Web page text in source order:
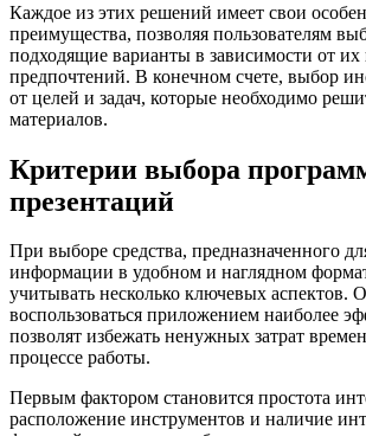
Каждое из этих решений имеет свои
преимущества, позволяя пользователям
подходящие варианты в зависимости от их
предпочтений. В конечном счете, выбор
от целей и задач, которые необходимо
материалов.
Критерии выбора
презентаций
При выборе средства, предназначенного
информации в удобном и наглядном
учитывать несколько ключевых аспектов.
воспользоваться приложением наиболее
позволят избежать ненужных затрат
процессе работы.
Первым фактором становится простота
расположение инструментов и наличие